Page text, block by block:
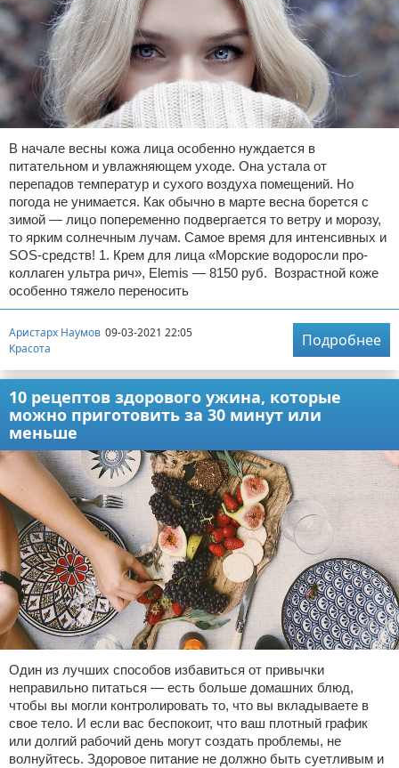
В начале весны кожа лица особенно нуждается в
питательном и увлажняющем уходе. Она устала от
перепадов температур и сухого воздуха помещений. Но
погода не унимается. Как обычно в марте весна борется с
зимой — лицо попеременно подвергается то ветру и морозу,
то ярким солнечным лучам. Самое время для интенсивных и
SOS-средств! 1. Крем для лица «Морские водоросли про-
коллаген ультра рич», Elemis — 8150 руб. Возрастной коже
особенно тяжело переносить
Аристарх Наумов 09-03-2021 22:05
Красота
Подробнее
10 рецептов здорового ужина, которые
можно приготовить за 30 минут или
меньше
Один из лучших способов избавиться от привычки
неправильно питаться — есть больше домашних блюд,
чтобы вы могли контролировать то, что вы вкладываете в
свое тело. И если вас беспокоит, что ваш плотный график
или долгий рабочий день могут создать проблемы, не
волнуйтесь. Здоровое питание не должно быть суетливым и